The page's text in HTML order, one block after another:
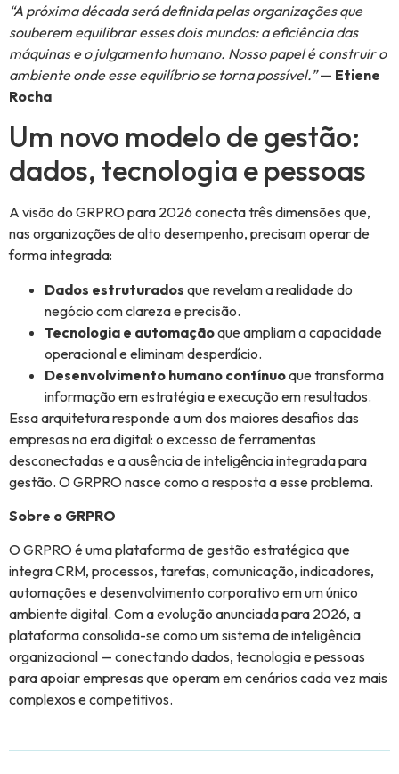
“A próxima década será definida pelas organizações que
souberem equilibrar esses dois mundos: a eficiência das
máquinas e o julgamento humano. Nosso papel é construir o
ambiente onde esse equilíbrio se torna possível.”— Etiene
Rocha
Um novo modelo de gestão:
dados, tecnologia e pessoas
A visão do GRPRO para 2026 conecta três dimensões que,
nas organizações de alto desempenho, precisam operar de
forma integrada:
Dados estruturados que revelam a realidade do
negócio com clareza e precisão.
Tecnologia e automaçãoque ampliam a capacidade
operacional e eliminam desperdício.
Desenvolvimento humano contínuoque transforma
informação em estratégia e execução em resultados.
Essa arquitetura responde a um dos maiores desafios das
empresas na era digital: o excesso de ferramentas
desconectadas e a ausência de inteligência integrada para
gestão. O GRPRO nasce como a resposta a esse problema.
Sobre o GRPRO
O GRPRO é uma plataforma de gestão estratégica que
integra CRM, processos, tarefas, comunicação, indicadores,
automações e desenvolvimento corporativo em um único
ambiente digital. Com a evolução anunciada para 2026, a
plataforma consolida-se como um sistema de inteligência
organizacional — conectando dados, tecnologia e pessoas
para apoiar empresas que operam em cenários cada vez mais
complexos e competitivos.